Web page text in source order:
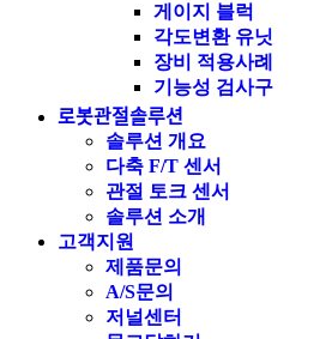
게이지 블럭
각도변환 유닛
장비 적용사례
기능성 검사구
로봇관절솔루션
솔루션 개요
다축 F/T 센서
관절 토크 센서
솔루션 소개
고객지원
제품문의
A/S문의
저널센터